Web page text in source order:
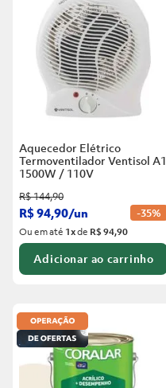
Aquecedor Elétrico
Termoventilador Ventisol A1
1500W / 110V
R$144,90
R$94,90/un -35%
Ou em até 1xde R$ 94,90
Adicionar ao carrinho